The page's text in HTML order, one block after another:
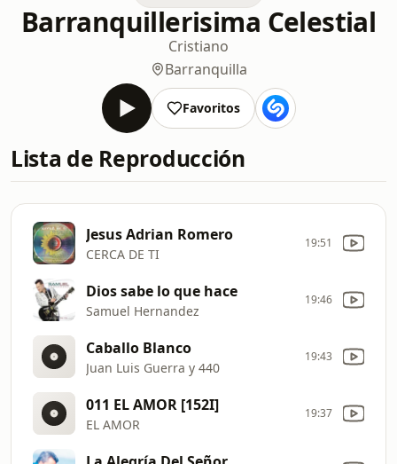
Barranquillerisima Celestial
Cristiano
Barranquilla
Favoritos
Lista de Reproducción
Jesus Adrian Romero
CERCA DE TI
19:51
Dios sabe lo que hace
Samuel Hernandez
19:46
Caballo Blanco
Juan Luis Guerra y 440
19:43
011 EL AMOR [152I]
EL AMOR
19:37